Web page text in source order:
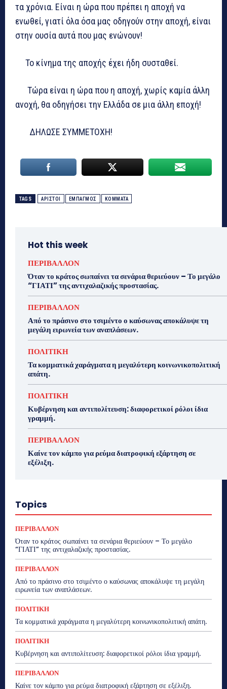
τα χρόνια. Είναι η ώρα που πρέπει η αποχή να
ενωθεί, γιατί όλα όσα μας οδηγούν στην αποχή, είναι
στην ουσία αυτά που μας ενώνουν!
Το κίνημα της αποχής έχει ήδη συσταθεί.
Τώρα είναι η ώρα που η αποχή, χωρίς καμία άλλη
ανοχή, θα οδηγήσει την Ελλάδα σε μια άλλη εποχή!
ΔΗΛΩΣΕ ΣΥΜΜΕΤΟΧΗ!
TAGS ΑΡΙΣΤΟΙ ΕΜΠΑΓΜΟΣ ΚΟΜΜΑΤΑ
Hot this week
ΠΕΡΙΒΑΛΛΟΝ
Όταν το κράτος σωπαίνει τα σενάρια θεριεύουν – Το μεγάλο
“ΓΙΑΤΙ” της αντιχαλαζικής προστασίας.
ΠΕΡΙΒΑΛΛΟΝ
Από το πράσινο στο τσιμέντο ο καύσωνας αποκάλυψε τη
μεγάλη ειρωνεία των αναπλάσεων.
ΠΟΛΙΤΙΚΗ
Τα κομματικά χαράγματα η μεγαλύτερη κοινωνικοπολιτική
απάτη.
ΠΟΛΙΤΙΚΗ
Κυβέρνηση και αντιπολίτευση: διαφορετικοί ρόλοι ίδια
γραμμή.
ΠΕΡΙΒΑΛΛΟΝ
Καίνε τον κάμπο για ρεύμα διατροφική εξάρτηση σε
εξέλιξη.
Topics
ΠΕΡΙΒΑΛΛΟΝ
Όταν το κράτος σωπαίνει τα σενάρια θεριεύουν – Το μεγάλο
“ΓΙΑΤΙ” της αντιχαλαζικής προστασίας.
ΠΕΡΙΒΑΛΛΟΝ
Από το πράσινο στο τσιμέντο ο καύσωνας αποκάλυψε τη μεγάλη
ειρωνεία των αναπλάσεων.
ΠΟΛΙΤΙΚΗ
Τα κομματικά χαράγματα η μεγαλύτερη κοινωνικοπολιτική απάτη.
ΠΟΛΙΤΙΚΗ
Κυβέρνηση και αντιπολίτευση: διαφορετικοί ρόλοι ίδια γραμμή.
ΠΕΡΙΒΑΛΛΟΝ
Καίνε τον κάμπο για ρεύμα διατροφική εξάρτηση σε εξέλιξη.